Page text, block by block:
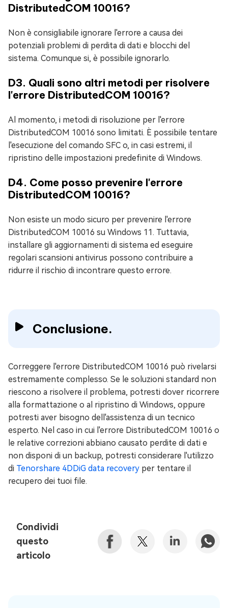
DistributedCOM 10016?
Non è consigliabile ignorare l'errore a causa dei
potenziali problemi di perdita di dati e blocchi del
sistema. Comunque si, è possibile ignorarlo.
D3. Quali sono altri metodi per risolvere
l'errore DistributedCOM 10016?
Al momento, i metodi di risoluzione per l'errore
DistributedCOM 10016 sono limitati. È possibile tentare
l'esecuzione del comando SFC o, in casi estremi, il
ripristino delle impostazioni predefinite di Windows.
D4. Come posso prevenire l'errore
DistributedCOM 10016?
Non esiste un modo sicuro per prevenire l'errore
DistributedCOM 10016 su Windows 11. Tuttavia,
installare gli aggiornamenti di sistema ed eseguire
regolari scansioni antivirus possono contribuire a
ridurre il rischio di incontrare questo errore.
Conclusione.
Correggere l'errore DistributedCOM 10016 può rivelarsi
estremamente complesso. Se le soluzioni standard non
riescono a risolvere il problema, potresti dover ricorrere
alla formattazione o al ripristino di Windows, oppure
potresti aver bisogno dell'assistenza di un tecnico
esperto. Nel caso in cui l'errore DistributedCOM 10016 o
le relative correzioni abbiano causato perdite di dati e
non disponi di un backup, potresti considerare l'utilizzo
di Tenorshare 4DDiG data recovery per tentare il
recupero dei tuoi file.
Condividi
questo
articolo